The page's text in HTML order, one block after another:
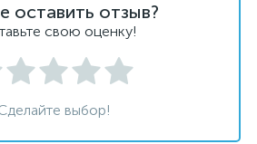
оставить отзыв?
свою оценку!
выбор!